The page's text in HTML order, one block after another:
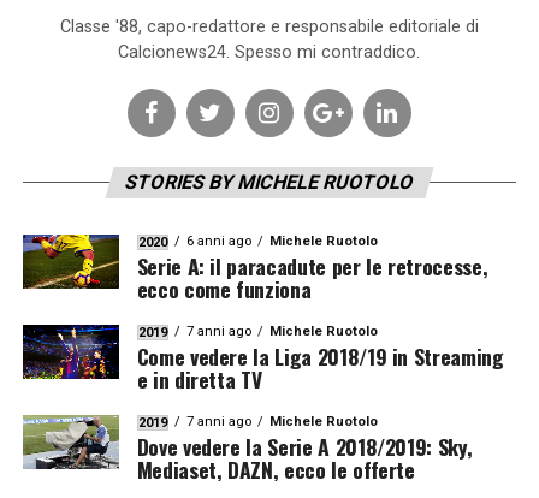
Classe '88, capo-redattore e responsabile editoriale di
Calcionews24. Spesso mi contraddico.
STORIES BY MICHELE RUOTOLO
2020 6 anni ago Michele Ruotolo
Serie A: il paracadute per le retrocesse,
ecco come funziona
2019 7 anni ago Michele Ruotolo
Come vedere la Liga 2018/19 in Streaming
e in diretta TV
2019 7 anni ago Michele Ruotolo
Dove vedere la Serie A 2018/2019: Sky,
Mediaset, DAZN, ecco le offerte